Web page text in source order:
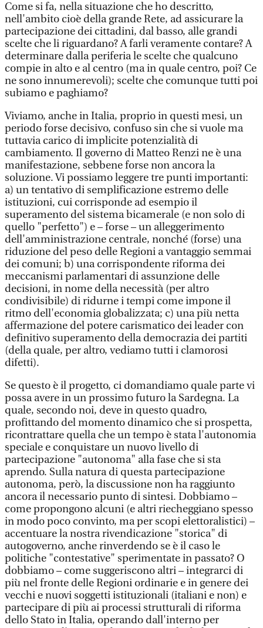
Come si fa, nella situazione che ho descritto,
nell'ambito cioè della grande Rete, ad assicurare la
partecipazione dei cittadini, dal basso, alle grandi
scelte che li riguardano? A farli veramente contare? A
determinare dalla periferia le scelte che qualcuno
compie in alto e al centro (ma in quale centro, poi? Ce
ne sono innumerevoli); scelte che comunque tutti poi
subiamo e paghiamo?
Viviamo, anche in Italia, proprio in questi mesi, un
periodo forse decisivo, confuso sin che si vuole ma
tuttavia carico di implicite potenzialità di
cambiamento. Il governo di Matteo Renzi ne è una
manifestazione, sebbene forse non ancora la
soluzione. Vi possiamo leggere tre punti importanti:
a) un tentativo di semplificazione estremo delle
istituzioni, cui corrisponde ad esempio il
superamento del sistema bicamerale (e non solo di
quello "perfetto") e – forse – un alleggerimento
dell'amministrazione centrale, nonché (forse) una
riduzione del peso delle Regioni a vantaggio semmai
dei comuni; b) una corrispondente riforma dei
meccanismi parlamentari di assunzione delle
decisioni, in nome della necessità (per altro
condivisibile) di ridurne i tempi come impone il
ritmo dell'economia globalizzata; c) una più netta
affermazione del potere carismatico dei leader con
definitivo superamento della democrazia dei partiti
(della quale, per altro, vediamo tutti i clamorosi
difetti).
Se questo è il progetto, ci domandiamo quale parte vi
possa avere in un prossimo futuro la Sardegna. La
quale, secondo noi, deve in questo quadro,
profittando del momento dinamico che si prospetta,
ricontrattare quella che un tempo è stata l'autonomia
speciale e conquistare un nuovo livello di
partecipazione "autonoma" alla fase che si sta
aprendo. Sulla natura di questa partecipazione
autonoma, però, la discussione non ha raggiunto
ancora il necessario punto di sintesi. Dobbiamo –
come propongono alcuni (e altri riecheggiano spesso
in modo poco convinto, ma per scopi elettoralistici) –
accentuare la nostra rivendicazione "storica" di
autogoverno, anche rinverdendo se è il caso le
politiche "contestative" sperimentate in passato? O
dobbiamo – come suggeriscono altri – integrarci di
più nel fronte delle Regioni ordinarie e in genere dei
vecchi e nuovi soggetti istituzionali (italiani e non) e
partecipare di più ai processi strutturali di riforma
dello Stato in Italia, operando dall'interno per